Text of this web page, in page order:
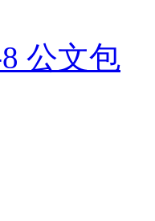
公文包